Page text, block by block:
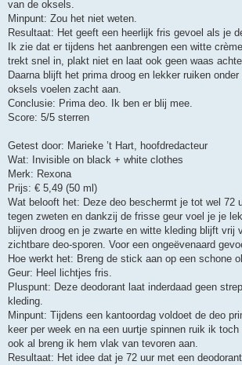
van de oksels.
Minpunt: Zou het niet weten.
Resultaat: Het geeft een heerlijk fris gevoel als je
Ik zie dat er tijdens het aanbrengen een witte
trekt snel in, plakt niet en laat ook geen waas
Daarna blijft het prima droog en lekker ruiken
oksels voelen zacht aan.
Conclusie: Prima deo. Ik ben er blij mee.
Score: 5/5 sterren
Getest door: Marieke ’t Hart, hoofdredacteur
Wat: Invisible on black + white clothes
Merk: Rexona
Prijs: € 5,49 (50 ml)
Wat belooft het: Deze deo beschermt je tot wel 72
tegen zweten en dankzij de frisse geur voel je je
blijven droog en je zwarte en witte kleding blijft vrij
zichtbare deo-sporen. Voor een ongeëvenaard
Hoe werkt het: Breng de stick aan op een schone
Geur: Heel lichtjes fris.
Pluspunt: Deze deodorant laat inderdaad geen
kleding.
Minpunt: Tijdens een kantoordag voldoet de deo
keer per week en na een uurtje spinnen ruik ik
ook al breng ik hem vlak van tevoren aan.
Resultaat: Het idee dat je 72 uur met een